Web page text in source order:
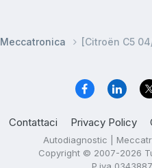
Meccatronica [Citroën C5
Contattaci Privacy Policy
Autodiagnostic |
Copyright © 2007-2026